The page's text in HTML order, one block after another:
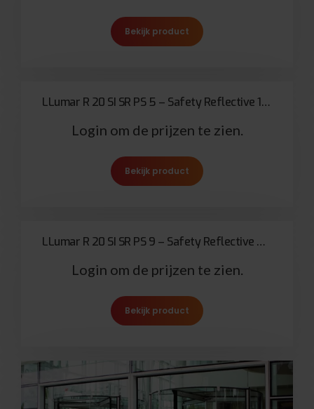
Bekijk product
LLumar R 20 SI SR PS 5 – Safety Reflective 127µ
Login om de prijzen te zien.
Bekijk product
LLumar R 20 SI SR PS 9 – Safety Reflective 229µ
Login om de prijzen te zien.
Bekijk product